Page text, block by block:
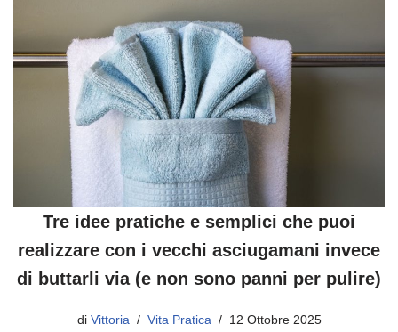
Tre idee pratiche e semplici che puoi
realizzare con i vecchi asciugamani invece
di buttarli via (e non sono panni per pulire)
di Vittoria Vita Pratica 12 Ottobre 2025